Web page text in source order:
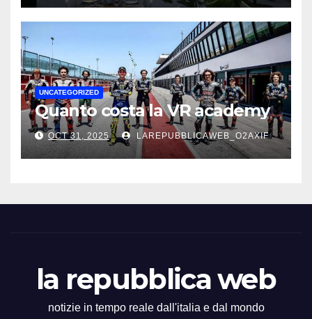
UNCATEGORIZED
Quanto costa la VR academy
OCT 31, 2025 LAREPUBBLICAWEB_O2AXIF
la repubblica web
notizie in tempo reale dall'italia e dal mondo